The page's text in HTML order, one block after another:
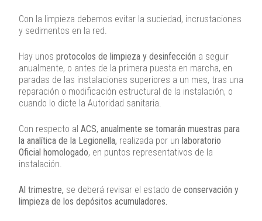
Con la limpieza debemos evitar la suciedad, incrustaciones
y sedimentos en la red.
Hay unos protocolos de limpieza y desinfección a seguir
anualmente, o antes de la primera puesta en marcha, en
paradas de las instalaciones superiores a un mes, tras una
reparación o modificación estructural de la instalación, o
cuando lo dicte la Autoridad sanitaria.
Con respecto al ACS, anualmente se tomarán muestras para
la analítica de la Legionella, realizada por un laboratorio
Oficial homologado, en puntos representativos de la
instalación.
Al trimestre, se deberá revisar el estado de conservación y
limpieza de los depósitos acumuladores.